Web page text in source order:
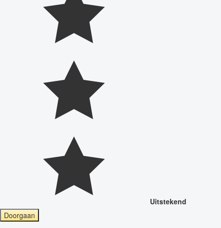
Uitstekend
Doorgaan